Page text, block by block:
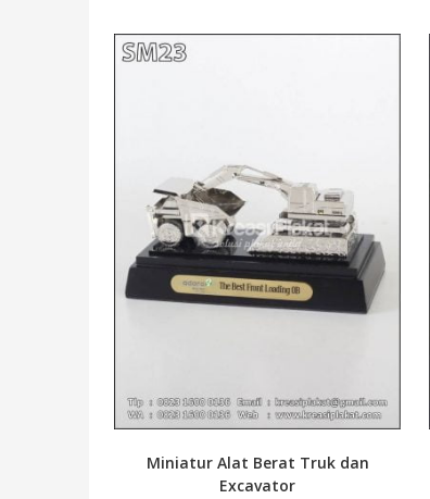
Miniatur Alat Berat Truk dan
Excavator